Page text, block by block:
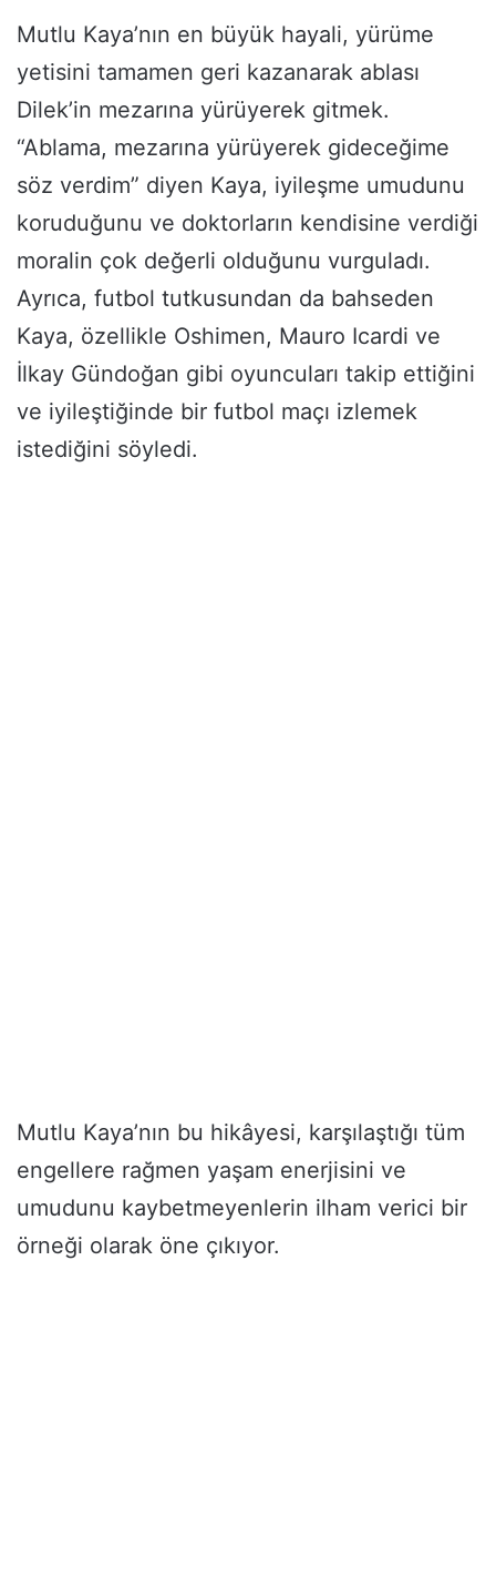
Mutlu Kaya’nın en büyük hayali, yürüme
yetisini tamamen geri kazanarak ablası
Dilek’in mezarına yürüyerek gitmek.
“Ablama, mezarına yürüyerek gideceğime
söz verdim” diyen Kaya, iyileşme umudunu
koruduğunu ve doktorların kendisine verdiği
moralin çok değerli olduğunu vurguladı.
Ayrıca, futbol tutkusundan da bahseden
Kaya, özellikle Oshimen, Mauro Icardi ve
İlkay Gündoğan gibi oyuncuları takip ettiğini
ve iyileştiğinde bir futbol maçı izlemek
istediğini söyledi.
Mutlu Kaya’nın bu hikâyesi, karşılaştığı tüm
engellere rağmen yaşam enerjisini ve
umudunu kaybetmeyenlerin ilham verici bir
örneği olarak öne çıkıyor.